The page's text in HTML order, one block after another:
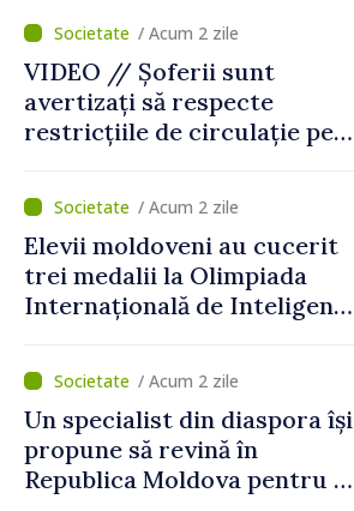
temporară de muncă
/ Acum 2 zile
VIDEO // Șoferii sunt
avertizați să respecte
restricțiile de circulație pe
desfășoară lucrări de
reparație / Acum 2 zile
Elevii moldoveni au cucerit
trei medalii la Olimpiada
Internațională de Inteligență
/ Acum 2 zile
Un specialist din diaspora își
propune să revină în
Republica Moldova pentru a